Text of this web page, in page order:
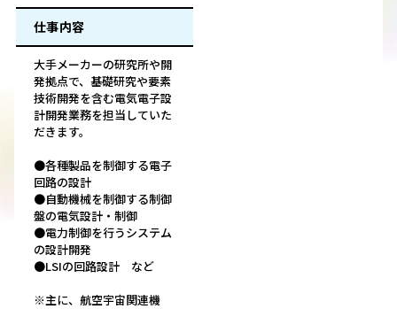
仕事内容
大手メーカーの研究所や開
発拠点で、基礎研究や要素
技術開発を含む電気電子設
計開発業務を担当していた
だきます。
●各種製品を制御する電子
回路の設計
●自動機械を制御する制御
盤の電気設計・制御
●電力制御を行うシステム
の設計開発
●LSIの回路設計 など
※主に、航空宇宙関連機